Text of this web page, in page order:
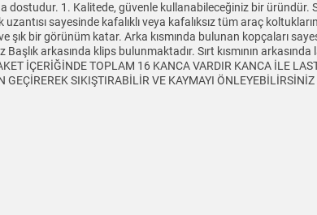
dostudur. 1. Kalitede, güvenle kullanabileceğiniz bir üründür.
sayesinde kafalıklı veya kafalıksız tüm araç
şık bir görünüm katar. Arka kısmında bulunan kopçaları
arkasında klips bulunmaktadır. Sırt kısmının
İÇERİĞİNDE TOPLAM 16 KANCA VARDIR KANCA İLE
GEÇİREREK SIKIŞTIRABİLİR VE KAYMAYI